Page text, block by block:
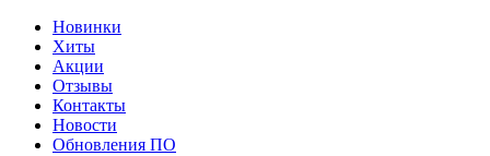
Новинки
Хиты
Акции
Отзывы
Контакты
Новости
Обновления ПО